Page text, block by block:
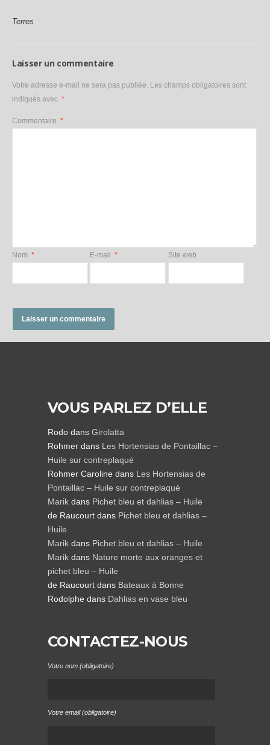
Laisser un commentaire
Votre adresse e-mail ne sera pas publiée. Les champs obligatoires sont
indiqués avec *
Commentaire *
Nom * E-mail * Site web
VOUS PARLEZ D’ELLE
Rododans Girolatta
Rohmerdans Les Hortensias de Pontaillac –
Huile sur contreplaqué
Rohmer Caroline dans Les Hortensias de
Pontaillac – Huile sur contreplaqué
Marikdans Pichet bleu et dahlias – Huile
de Raucourtdans Pichet bleu et dahlias –
Huile
Marikdans Pichet bleu et dahlias – Huile
Marikdans Nature morte aux oranges et
pichet bleu – Huile
de Raucourtdans Bateaux à Bonne
Rodolphe dans Dahlias en vase bleu
CONTACTEZ-NOUS
Votre nom (obligatoire)
Votre email (obligatoire)